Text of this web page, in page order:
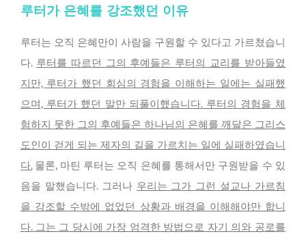
루터가 은혜를 강조했던 이유
루터는 오직 은혜만이 사람을 구원할 수 있다고 가르쳤습니
다. 루터를 따르던 그의 후예들은 루터의 교리를 받아들였
지만, 루터가 했던 회심의 경험을 이해하는 일에는 실패했
으며, 루터가 했던 말만 되풀이했습니다. 루터의 경험을 체
험하지 못한 그의 후예들은 하나님의 은혜를 깨달은 그리스
도인이 걷게 되는 제자의 길을 가르치는 일에 실패하였습니
다.물론, 마틴 루터는 오직 은혜를 통해서만 구원받을 수 있
음을 말했습니다. 그러나 우리는 그가 그런 설교나 가르침
을 강조할 수밖에 없었던 상황과 배경을 이해해야만 합니
다. 그는 그 당시에 가장 엄격한 방법으로 자기 의와 공로를